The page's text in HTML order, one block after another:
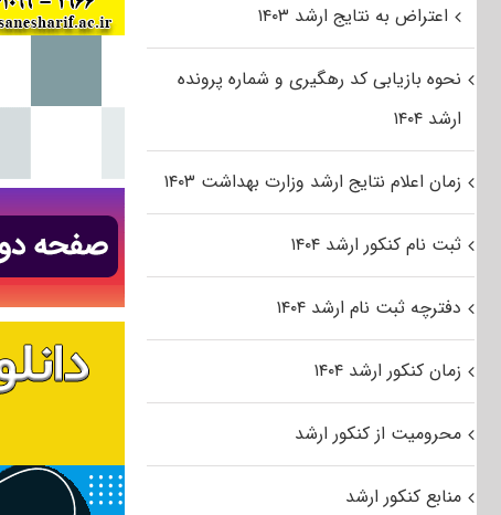
اعتراض به نتایج ارشد ۱۴۰۳
نحوه بازیابی کد رهگیری و شماره پرونده
ارشد ۱۴۰۴
زمان اعلام نتایج ارشد وزارت بهداشت ۱۴۰۳
ثبت نام کنکور ارشد ۱۴۰۴
دفترچه ثبت نام ارشد ۱۴۰۴
زمان کنکور ارشد ۱۴۰۴
محرومیت از کنکور ارشد
منابع کنکور ارشد